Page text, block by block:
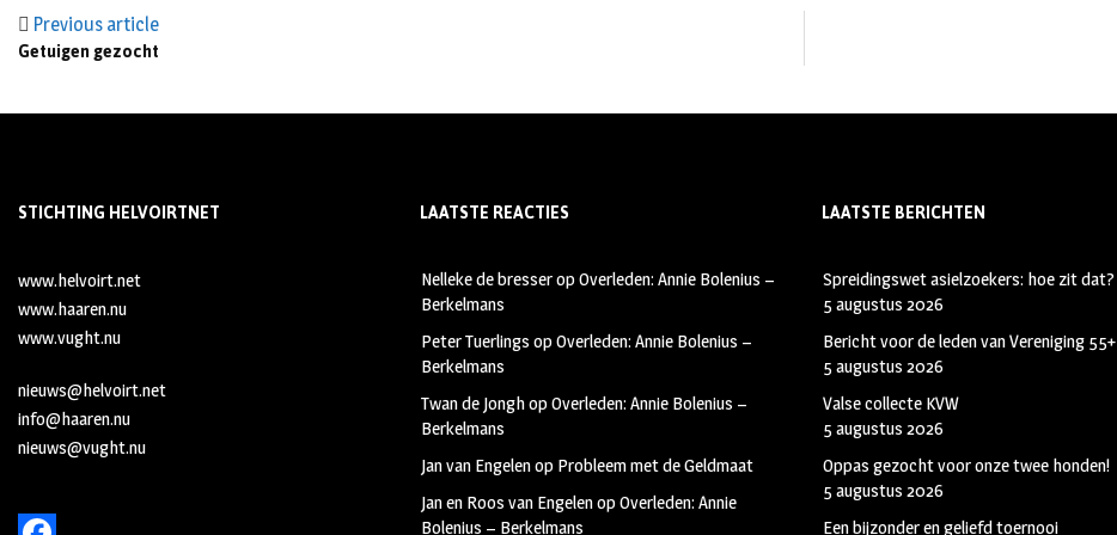
Previous article
Getuigen gezocht
STICHTING HELVOIRTNET
www.helvoirt.net
www.haaren.nu
www.vught.nu
nieuws@helvoirt.net
info@haaren.nu
nieuws@vught.nu
LAATSTE REACTIES
Nelleke de bresseropOverleden: Annie Bolenius –
Berkelmans
Peter Tuerlings opOverleden: Annie Bolenius –
Berkelmans
Twan de JonghopOverleden: Annie Bolenius –
Berkelmans
Jan van Engelenop Probleem met de Geldmaat
Jan en Roos van EngelenopOverleden: Annie
Bolenius – Berkelmans
LAATSTE BERICHTEN
Spreidingswet asielzoekers: hoe zit dat?
5 augustus 2026
Bericht voor de leden van Vereniging 55+
5 augustus 2026
Valse collecte KVW
5 augustus 2026
Oppas gezocht voor onze twee honden!
5 augustus 2026
Een bijzonder en geliefd toernooi